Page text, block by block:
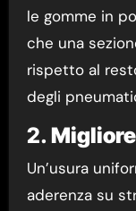
le gomme in
che una
rispetto al
degli
2.
Un’usura
aderenza su